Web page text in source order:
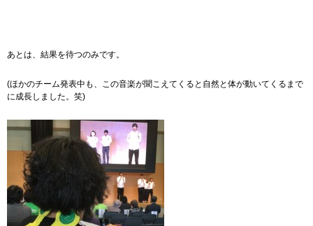
あとは、結果を待つのみです。
(ほかのチーム発表中も、この音楽が聞こえてくると自然と体が動いてくるまで
に成長しました。笑)